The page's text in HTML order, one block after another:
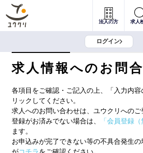
法人の方 求人
ログイン
求人情報へのお問
各項目をご確認・ご記入の上、「入力内容
リックしてください。
求人へのお問い合わせは、ユウクリへの
登録がお済みでない場合は、
「会員登録（
ます。
お申込みが完了できない等の不具合発生